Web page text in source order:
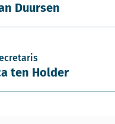
Duursen
ten Holder